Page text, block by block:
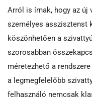
Arról is írnak, hogy az új
személyes asszisztenst
köszönhetően a
szorosabban
méretezhető a
a legmegfelelőbb
felhasználó nemcsak